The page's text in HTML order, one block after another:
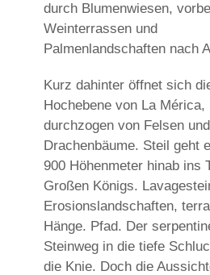
durch Blumenwiesen,
Weinterrassen und
Palmenlandschaften nach
Kurz dahinter öffnet sich
Hochebene von La Mérica,
durchzogen von Felsen
Drachenbäume. Steil geht
900 Höhenmeter hinab ins
Großen Königs.
Erosionslandschaften,
Hänge. Pfad. Der
Steinweg in die tiefe
die Knie. Doch die